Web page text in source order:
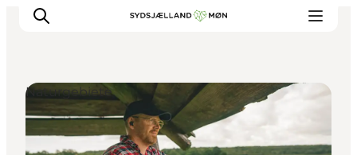
Erleben
Naturgebiete